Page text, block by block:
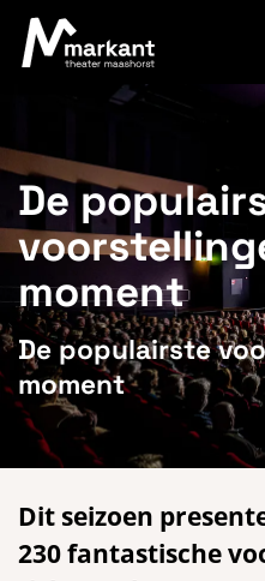
De
moment
De populairste
moment
Dit seizoen
230 fantastische